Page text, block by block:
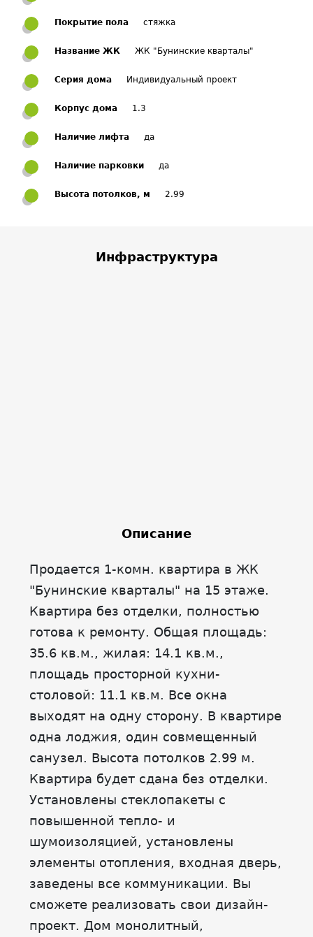
Покрытие пола стяжка
Название ЖК ЖК "Бунинские кварталы"
Серия дома Индивидуальный проект
Корпус дома 1.3
Наличие лифта да
Наличие парковки да
Высота потолков, м 2.99
Инфраструктура
Описание
Продается 1-комн. квартира в ЖК
"Бунинские кварталы" на 15 этаже.
Квартира без отделки, полностью
готова к ремонту. Общая площадь:
35.6 кв.м., жилая: 14.1 кв.м.,
площадь просторной кухни-
столовой: 11.1 кв.м. Все окна
выходят на одну сторону. В квартире
одна лоджия, один совмещенный
санузел. Высота потолков 2.99 м.
Квартира будет сдана без отделки.
Установлены стеклопакеты с
повышенной тепло- и
шумоизоляцией, установлены
элементы отопления, входная дверь,
заведены все коммуникации. Вы
сможете реализовать свои дизайн-
проект. Дом монолитный,